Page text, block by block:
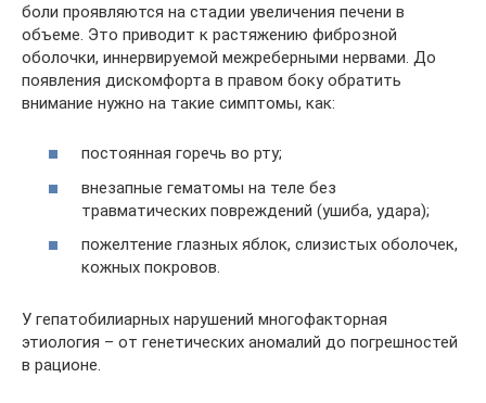
боли проявляются на стадии увеличения печени в
объеме. Это приводит к растяжению фиброзной
оболочки, иннервируемой межреберными нервами. До
появления дискомфорта в правом боку обратить
внимание нужно на такие симптомы, как:
постоянная горечь во рту;
внезапные гематомы на теле без
травматических повреждений (ушиба, удара);
пожелтение глазных яблок, слизистых оболочек,
кожных покровов.
У гепатобилиарных нарушений многофакторная
этиология – от генетических аномалий до погрешностей
в рационе.